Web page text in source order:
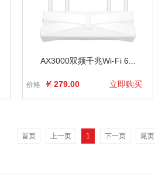
AX3000双频千兆Wi-Fi 6...
价格 ￥ 279.00 立即购买
首页 上一页 1 下一页 尾页